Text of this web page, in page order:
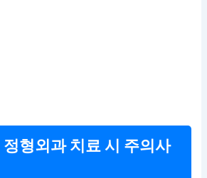
형외과 치료 시 주의사